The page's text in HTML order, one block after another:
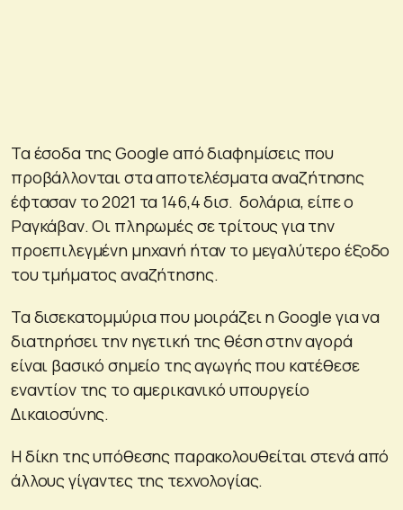
Τα έσοδα της Google από διαφημίσεις που
προβάλλονται στα αποτελέσματα αναζήτησης
έφτασαν το 2021 τα 146,4 δισ. δολάρια, είπε ο
Ραγκάβαν. Οι πληρωμές σε τρίτους για την
προεπιλεγμένη μηχανή ήταν το μεγαλύτερο έξοδο
του τμήματος αναζήτησης.
Τα δισεκατομμύρια που μοιράζει η Google για να
διατηρήσει την ηγετική της θέση στην αγορά
είναι βασικό σημείο της αγωγής που κατέθεσε
εναντίον της το αμερικανικό υπουργείο
Δικαιοσύνης.
Η δίκη της υπόθεσης παρακολουθείται στενά από
άλλους γίγαντες της τεχνολογίας.